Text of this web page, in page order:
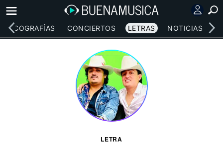
DISCOGRAFÍAS CONCIERTOS LETRAS NOTICIAS
LETRA